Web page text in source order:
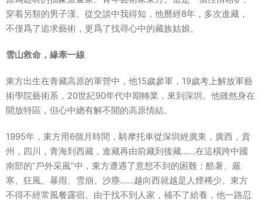
穿着另類的男子漢。從交談中我得知，他曆經8年，多次進藏，
不僅爲了追求藝術，更爲了找尋心中的藏族姑娘。
雪山救命，緣牽一線
東方出生在青藏高原的軍營中，他15歲參軍，19歲考上解放軍藝
術學院藝術系，20世紀90年代中期轉業，來到深圳。他雖然身在
開放特區，但心中總有解不開的高原情結。
1995年，東方用6個月時間，騎摩托車從深圳經廣東，廣西，貴
州，四川，青海到西藏，進藏再由前藏到後藏……在這橫跨中國
南部的“戶外采風”中，東方遭遇了意想不到的困難：酷暑、嚴
寒、狂風、暴雨、雪崩、沙塵……越向西就越是人煙稀少。東方
不得不經常風餐露宿。由于找不到人家，補不了給養，他一路忍